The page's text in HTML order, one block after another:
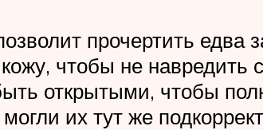
прочертить едва
чтобы не навредить
открытыми, чтобы
их тут же